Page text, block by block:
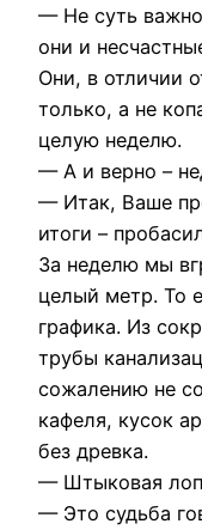
— Не суть
они и
Они, в отличии
только, а не
целую неделю.
— А и верно –
— Итак, Ваше
итоги –
За неделю мы
целый метр. То
графика. Из
трубы
сожалению не
кафеля, кусок
без древка.
— Штыковая
— Это судьба